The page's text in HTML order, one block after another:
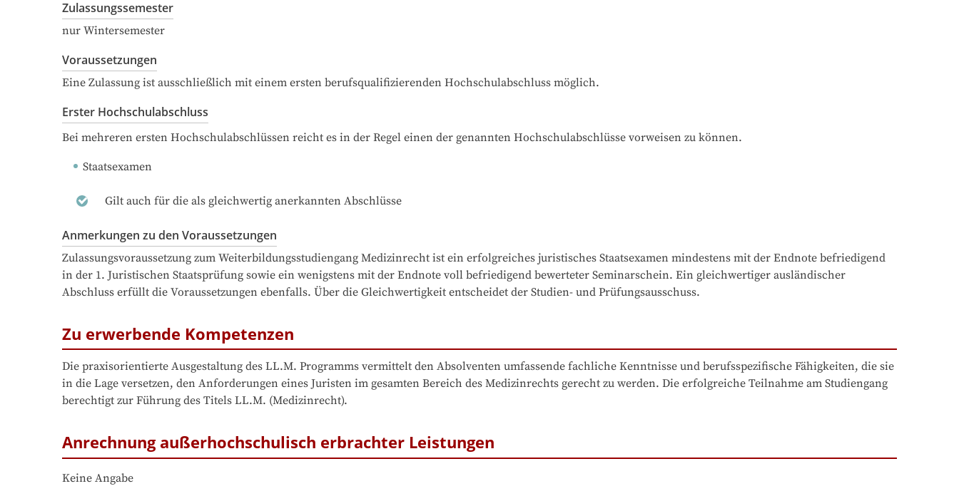
Zulassungssemester
nur Wintersemester
Voraussetzungen
Eine Zulassung ist ausschließlich mit einem ersten berufsqualifizierenden Hochschulabschluss möglich.
Erster Hochschulabschluss
Bei mehreren ersten Hochschulabschlüssen reicht es in der Regel einen der genannten Hochschulabschlüsse vorweisen zu können.
Staatsexamen
Gilt auch für die als gleichwertig anerkannten Abschlüsse
Anmerkungen zu den Voraussetzungen
Zulassungsvoraussetzung zum Weiterbildungsstudiengang Medizinrecht ist ein erfolgreiches juristisches Staatsexamen mindestens mit der Endnote befriedigend
in der 1. Juristischen Staatsprüfung sowie ein wenigstens mit der Endnote voll befriedigend bewerteter Seminarschein. Ein gleichwertiger ausländischer
Abschluss erfüllt die Voraussetzungen ebenfalls. Über die Gleichwertigkeit entscheidet der Studien- und Prüfungsausschuss.
Zu erwerbende Kompetenzen
Die praxisorientierte Ausgestaltung des LL.M. Programms vermittelt den Absolventen umfassende fachliche Kenntnisse und berufsspezifische Fähigkeiten, die sie
in die Lage versetzen, den Anforderungen eines Juristen im gesamten Bereich des Medizinrechts gerecht zu werden. Die erfolgreiche Teilnahme am Studiengang
berechtigt zur Führung des Titels LL.M. (Medizinrecht).
Anrechnung außerhochschulisch erbrachter Leistungen
Keine Angabe